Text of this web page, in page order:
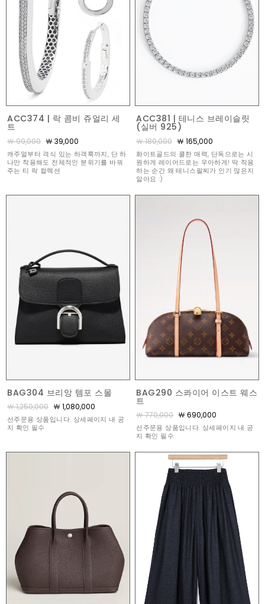
ACC374 | 락 콤비 쥬얼리 세
트
￦ 99,000 ￦ 39,000
캐주얼부터 격식 있는 하객룩까지, 단 하
나만 착용해도 전체적인 분위기를 바꿔
주는 티 락 컬렉션
ACC381 | 테니스 브레이슬릿
(실버 925)
￦ 180,000 ￦ 165,000
화이트골드의 쿨한 매력, 단독으로는 시
원하게 레이어드로는 우아하게! 딱 착용
하는 순간 왜 테니스팔찌가 인기 많은지
알아요 :)
BAG304 브리앙 템포 스몰
￦ 1,250,000 ￦ 1,080,000
선주문용 상품입니다. 상세페이지 내 공
지 확인 필수
BAG290 스콰이어 이스트 웨스
트
￦ 770,000 ￦ 690,000
선주문용 상품입니다. 상세페이지 내 공
지 확인 필수